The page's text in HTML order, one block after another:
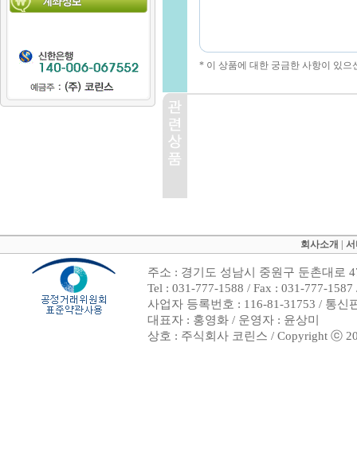
* 이 상품에 대한 궁금한 사항이 있
회사소개
주소 : 경기도 성남시 중원구 둔촌대로
Tel : 031-777-1588 / Fax : 031-777-
사업자 등록번호 : 116-81-31753 / 통신
대표자 : 홍영화 / 운영자 : 윤상미
상호 : 주식회사 코린스 / Copyright ⓒ